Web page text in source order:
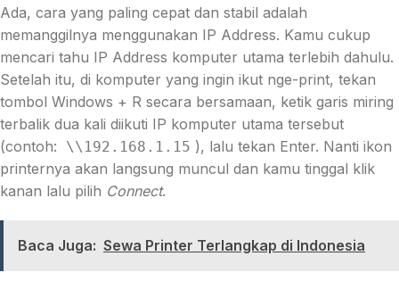
Ada, cara yang paling cepat dan stabil adalah
memanggilnya menggunakan IP Address. Kamu cukup
mencari tahu IP Address komputer utama terlebih dahulu.
Setelah itu, di komputer yang ingin ikut nge-print, tekan
tombol Windows + R secara bersamaan, ketik garis miring
terbalik dua kali diikuti IP komputer utama tersebut
(contoh:
\\192.168.1.15 ), lalu tekan Enter. Nanti ikon
printernya akan langsung muncul dan kamu tinggal klik
kanan lalu pilih Connect.
Baca Juga: Sewa Printer Terlangkap di Indonesia